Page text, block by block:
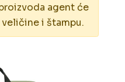
agent će
i štampu.